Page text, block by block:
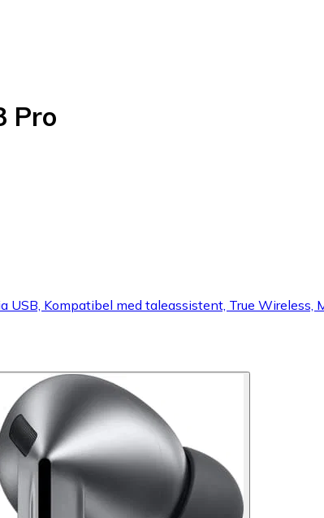
Pro
Kompatibel med taleassistent, True Wireless,